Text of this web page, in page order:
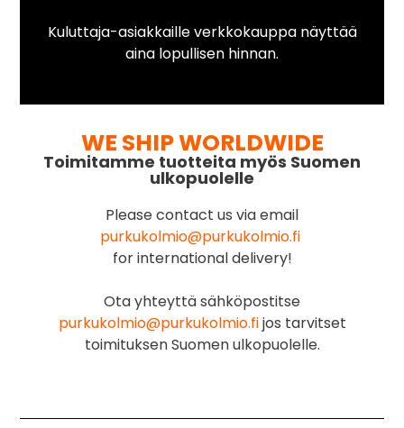
Kuluttaja-asiakkaille verkkokauppa näyttää
aina lopullisen hinnan.
WE SHIP WORLDWIDE
Toimitamme tuotteita myös Suomen
ulkopuolelle
Please contact us via email
purkukolmio@purkukolmio.fi
for international delivery!
Ota yhteyttä sähköpostitse
purkukolmio@purkukolmio.fijos tarvitset
toimituksen Suomen ulkopuolelle.